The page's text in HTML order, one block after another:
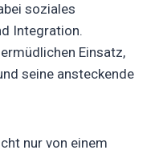
soziales
Integration.
Einsatz,
seine ansteckende
nur von einem